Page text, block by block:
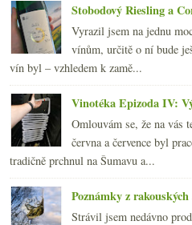
Stobodový Riesling a
Vyrazil jsem na jednu
vínům, určitě o ní bude
vín byl – vzhledem k zamě...
Vinotéka Epizoda IV:
Omlouvám se, že na vás
června a července byl
tradičně prchnul na Šumavu a...
Poznámky z rakouských
Strávil jsem nedávno